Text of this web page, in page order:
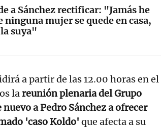
a Sánchez rectificar: "Jamás he
ninguna mujer se quede en casa,
suya"
a partir de las 12.00 horas en el
lareunión plenaria del Grupo
a Pedro Sánchez a ofrecer
'caso Koldo' que afecta a su